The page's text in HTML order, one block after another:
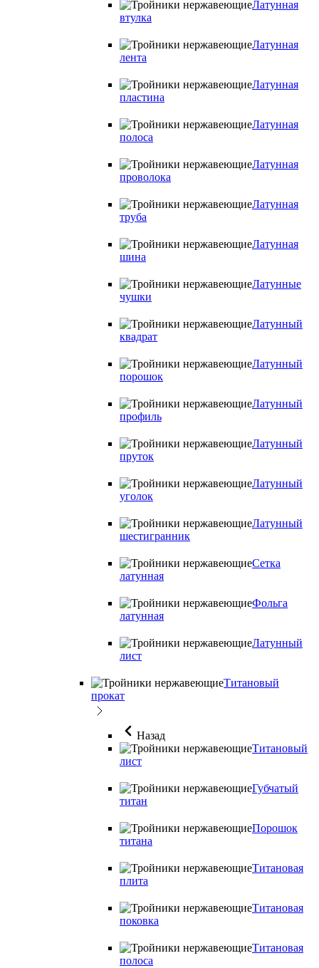
Латунная
втулка
Латунная
лента
Латунная
пластина
Латунная
полоса
Латунная
проволока
Латунная
труба
Латунная
шина
Латунные
чушки
Латунный
квадрат
Латунный
порошок
Латунный
профиль
Латунный
пруток
Латунный
уголок
Латунный
шестигранник
Сетка
латунная
Фольга
латунная
Латунный
лист
Титановый
прокат
Назад
Титановый
лист
Губчатый
титан
Порошок
титана
Титановая
плита
Титановая
поковка
Титановая
полоса